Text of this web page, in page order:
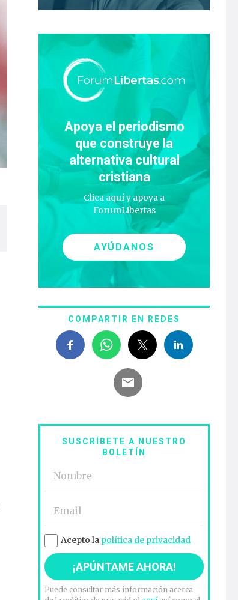
Apoya el periodismo
que construye la
alternativa cultural
cristiana
Clica aquí y apoya a
ForumLibertas
AYÚDANOS
COMPARTIR EN REDES
SUSCRÍBETE A NUESTRO
BOLETÍN
Acepto la política de privacidad
Puede consultar más información acerca